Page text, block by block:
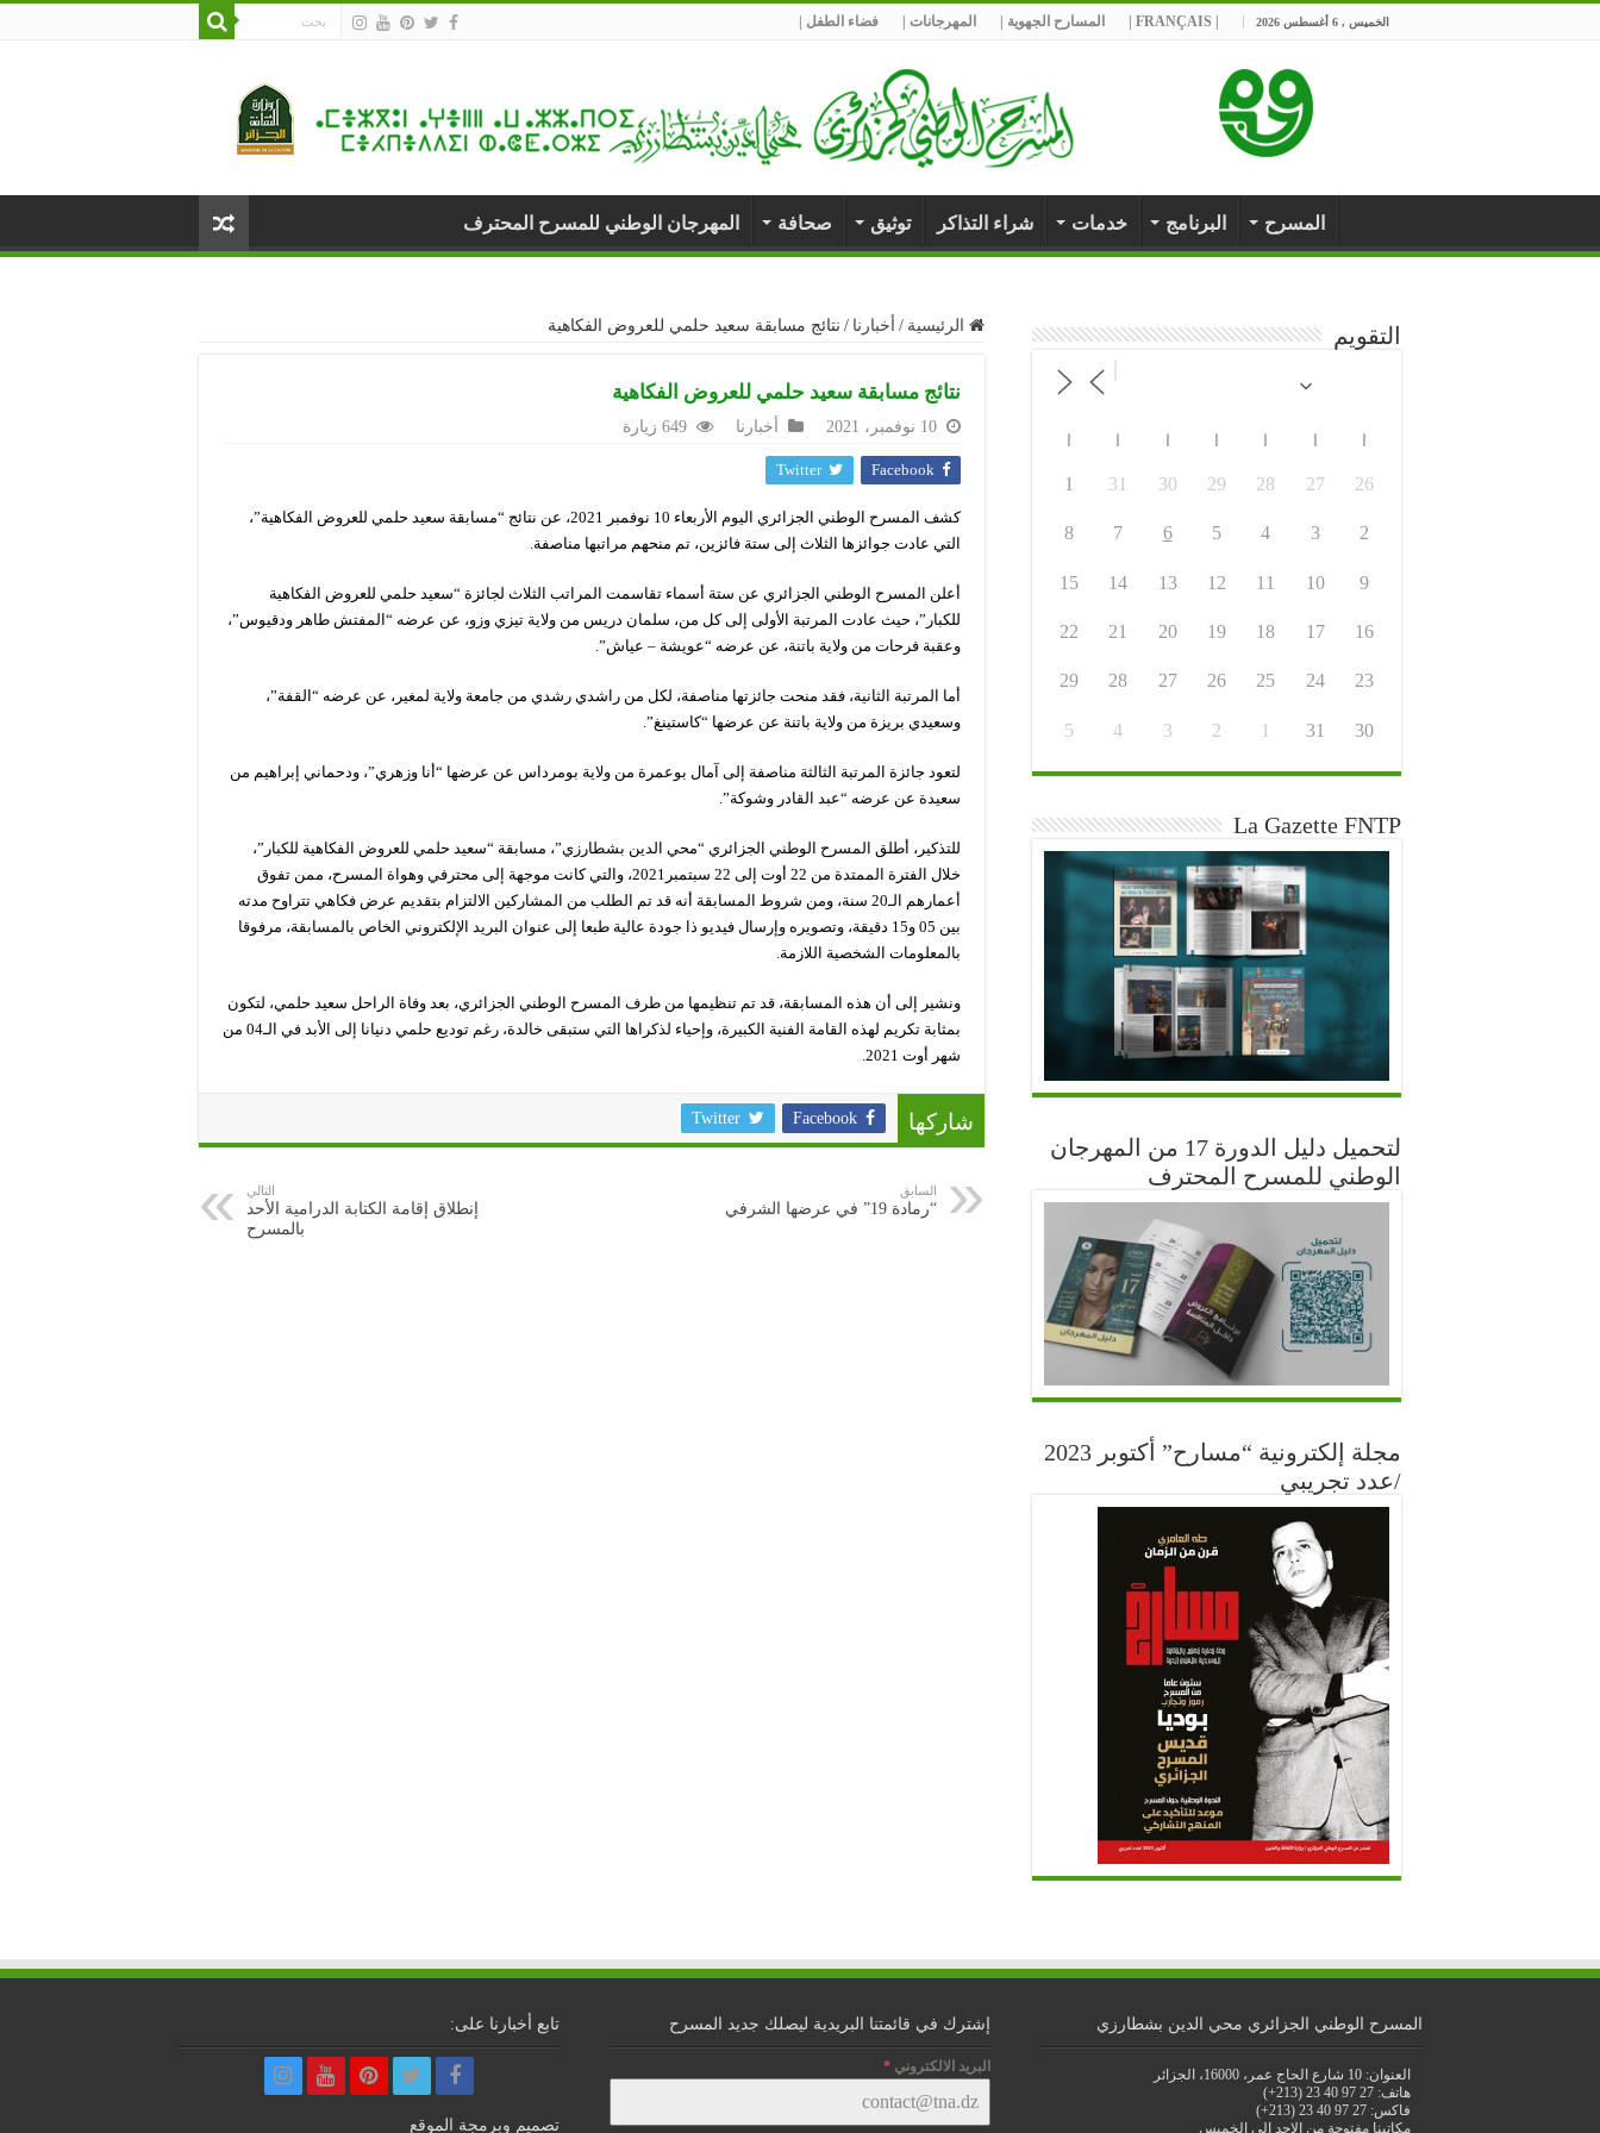
الخميس , 6 أغسطس 2026 المسارح الجهوية | المهرجانات | فضاء الطفل |
المسرح البرنامج خدمات شراء التذاكر توثيق صحافة المهرجان الوطني للمسرح المحترف
الرئيسية / أخبارنا / نتائج مسابقة سعيد حلمي للعروض الفكاهية
نتائج مسابقة سعيد حلمي للعروض الفكاهية
10 نوفمبر، 2021 أخبارنا 649 زيارة
Facebook
Twitter
كشف المسرح الوطني الجزائري اليوم الأربعاء 10 نوفمبر 2021، عن نتائج “مسابقة سعيد حلمي للعروض الفكاهية”،
التي عادت جوائزها الثلاث إلى ستة فائزين، تم منحهم مراتبها مناصفة.
أعلن المسرح الوطني الجزائري عن ستة أسماء تقاسمت المراتب الثلاث لجائزة “سعيد حلمي للعروض الفكاهية
للكبار”، حيث عادت المرتبة الأولى إلى كل من، سلمان دريس من ولاية تيزي وزو، عن عرضه “المفتش طاهر ودقيوس”،
وعقبة فرحات من ولاية باتنة، عن عرضه “عويشة – عياش”.
أما المرتبة الثانية، فقد منحت جائزتها مناصفة، لكل من راشدي رشدي من جامعة ولاية لمغير، عن عرضه “القفة”،
وسعيدي بريزة من ولاية باتنة عن عرضها “كاستينغ”.
لتعود جائزة المرتبة الثالثة مناصفة إلى آمال بوعمرة من ولاية بومرداس عن عرضها “أنا وزهري”، ودحماني إبراهيم من
سعيدة عن عرضه “عبد القادر وشوكة”.
للتذكير، أطلق المسرح الوطني الجزائري “محي الدين بشطارزي”، مسابقة “سعيد حلمي للعروض الفكاهية للكبار”،
خلال الفترة الممتدة من 22 أوت إلى 22 سبتمبر2021، والتي كانت موجهة إلى محترفي وهواة المسرح، ممن تفوق
أعمارهم الـ20 سنة، ومن شروط المسابقة أنه قد تم الطلب من المشاركين الالتزام بتقديم عرض فكاهي تتراوح مدته
بين 05 و15 دقيقة، وتصويره وإرسال فيديو ذا جودة عالية طبعا إلى عنوان البريد الإلكتروني الخاص بالمسابقة، مرفوقا
بالمعلومات الشخصية اللازمة.
ونشير إلى أن هذه المسابقة، قد تم تنظيمها من طرف المسرح الوطني الجزائري، بعد وفاة الراحل سعيد حلمي، لتكون
بمثابة تكريم لهذه القامة الفنية الكبيرة، وإحياء لذكراها التي ستبقى خالدة، رغم توديع حلمي دنيانا إلى الأبد في الـ04 من
شهر أوت 2021.
شاركها Facebook
Twitter
السابق
“رمادة 19” في عرضها الشرفي
التالي
إنطلاق إقامة الكتابة الدرامية الأحد
بالمسرح
التقويم
26
27
28
29
30
31
1
2
3
4
5
6
7
8
9
10
11
12
13
14
15
16
17
18
19
20
21
22
23
24
25
26
27
28
29
30
31
1
2
3
4
5
La Gazette FNTP
لتحميل دليل الدورة 17 من المهرجان
الوطني للمسرح المحترف
مجلة إلكترونية “مسارح” أكتوبر 2023
/عدد تجريبي
المسرح الوطني الجزائري محي الدين بشطارزي
العنوان: 10 شارع الحاج عمر، 16000، الجزائر
هاتف: 27 97 40 23 (213+)
فاكس: 27 97 40 23 (213+)
مكاتبنا مفتوحة من الاحد إلى الخميس
إشترك في قائمتنا البريدية ليصلك جديد المسرح
البريد الالكتروني *
تابع أخبارنا على:
تصميم وبرمجة الموقع